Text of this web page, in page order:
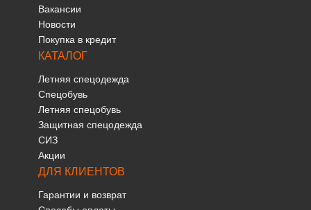
Вакансии
Новости
Покупка в кредит
КАТАЛОГ
Летняя спецодежда
Спецобувь
Летняя спецобувь
Защитная спецодежда
СИЗ
Акции
ДЛЯ КЛИЕНТОВ
Гарантии и возврат